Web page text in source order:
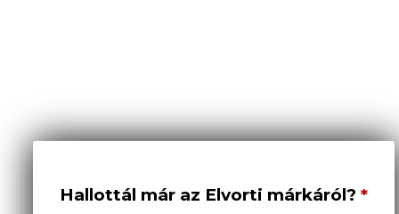
Hallottál már az Elvorti márkáról?